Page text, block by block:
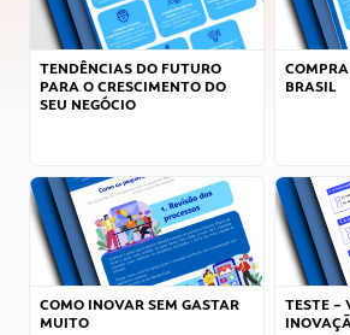
TENDÊNCIAS DO FUTURO
PARA O CRESCIMENTO DO
SEU NEGÓCIO
BRASIL
COMO INOVAR SEM GASTAR
MUITO
TESTE –